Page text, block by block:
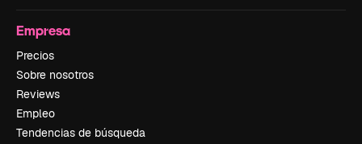
Empresa
Precios
Sobre nosotros
Reviews
Empleo
Tendencias de búsqueda